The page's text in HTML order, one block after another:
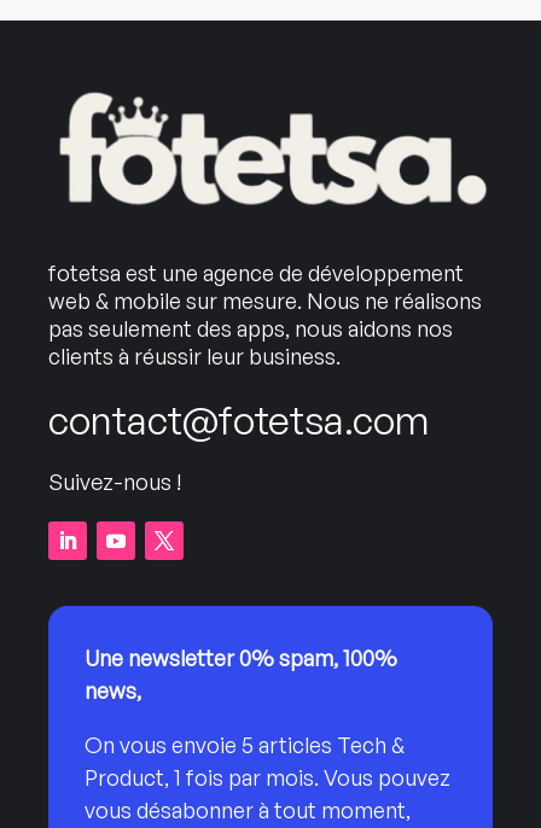
fotetsa est une agence de développement
web & mobile sur mesure. Nous ne réalisons
pas seulement des apps, nous aidons nos
clients à réussir leur business.
contact@fotetsa.com
Suivez-nous !
Une newsletter 0% spam, 100%
news,
On vous envoie 5 articles Tech &
Product, 1 fois par mois. Vous pouvez
vous désabonner à tout moment,